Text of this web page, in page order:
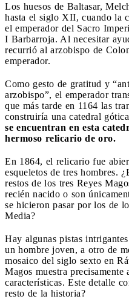
Los huesos de Baltasar,
hasta el siglo XII, cuando la
el emperador del Sacro
I Barbarroja. Al necesitar
recurrió al arzobispo de
emperador.
Como gesto de gratitud y
arzobispo”, el emperador
que más tarde en 1164 las
construiría una catedral
se encuentran en esta
hermoso relicario de oro.
En 1864, el relicario fue
esqueletos de tres hombres.
restos de los tres Reyes
recién nacido o son
se hicieron pasar por los de
Media?
Hay algunas pistas
un hombre joven, a otro de
mosaico del siglo sexto en
Magos muestra precisamente
características. Este detalle
resto de la historia?